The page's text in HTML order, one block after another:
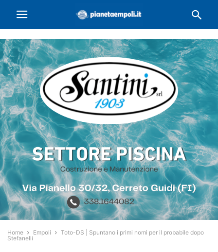
Home Empoli
Toto-DS | Spuntano i primi nomi per il probabile dopo
Stefanelli